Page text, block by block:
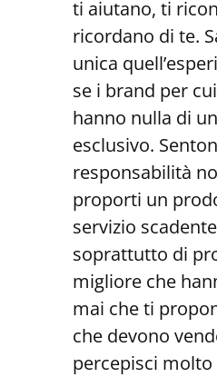
ti aiutano, ti
ricordano di te.
unica
se i brand per
hanno nulla di
esclusivo.
responsabilità
proporti un
servizio
soprattutto di
migliore che
mai che ti
che devono
percepisci